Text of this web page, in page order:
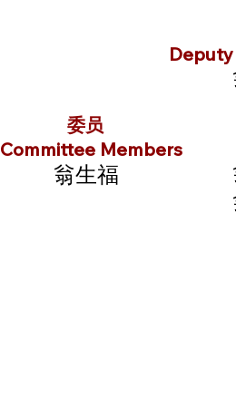
委员
Committee Members
翁生福